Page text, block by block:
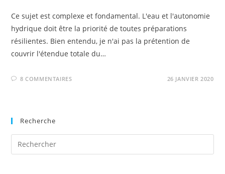
Ce sujet est complexe et fondamental. L'eau et l'autonomie
hydrique doit être la priorité de toutes préparations
résilientes. Bien entendu, je n'ai pas la prétention de
couvrir l'étendue totale du…
8 COMMENTAIRES 26 JANVIER 2020
Recherche